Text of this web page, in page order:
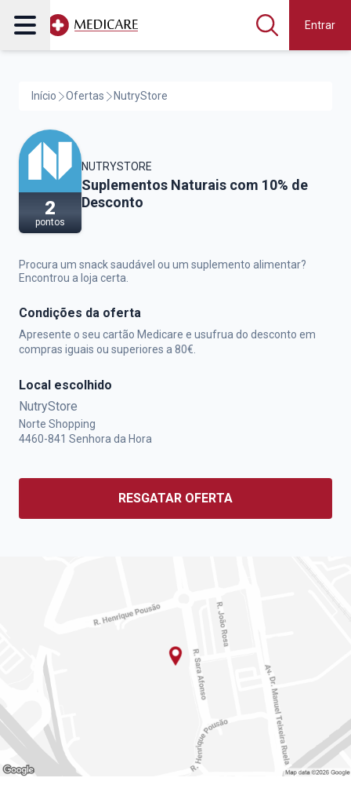
Entrar
Início Ofertas NutryStore
2
pontos
NUTRYSTORE
NutryStore,
Suplementos Naturais com 10% de
Desconto
Procura um snack saudável ou um suplemento alimentar?
Encontrou a loja certa.
Condições da oferta
Apresente o seu cartão Medicare e usufrua do desconto em
compras iguais ou superiores a 80€.
Local escolhido
NutryStore
Norte Shopping
4460-841 Senhora da Hora
RESGATAR OFERTA